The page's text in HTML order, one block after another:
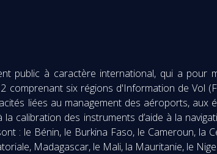
public à caractère international, qui a
comprenant six régions d'Information de Vol
liées au management des aéroports,
calibration des instruments d’aide à la
: le Bénin, le Burkina Faso, le Cameroun, la
Madagascar, le Mali, la Mauritanie, le